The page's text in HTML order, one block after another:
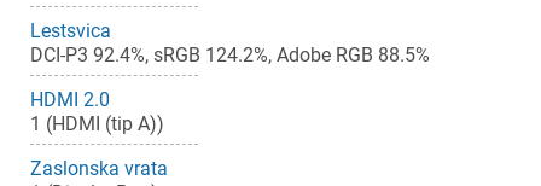
Lestsvica
DCI-P3 92.4%, sRGB 124.2%, Adobe RGB 88.5%
HDMI 2.0
1 (HDMI (tip A))
Zaslonska vrata